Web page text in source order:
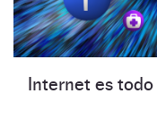
Internet es